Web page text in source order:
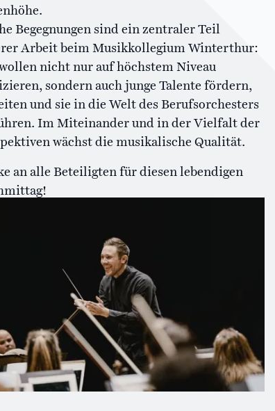
Begegnungen sind ein zentraler Teil
Arbeit beim Musikkollegium Winterthur:
nicht nur auf höchstem Niveau
sondern auch junge Talente fördern,
und sie in die Welt des Berufsorchesters
Im Miteinander und in der Vielfalt der
wächst die musikalische Qualität.
an alle Beteiligten für diesen lebendigen